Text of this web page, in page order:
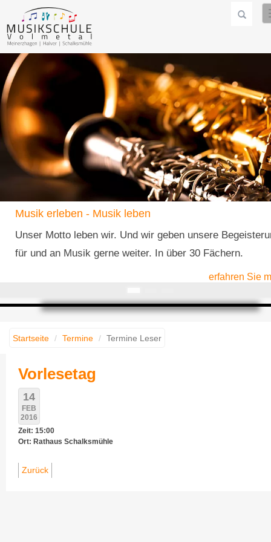
Musik erleben - Musik leben
Unser Motto leben wir. Und wir geben unsere
für und an Musik gerne weiter. In über 30 Fächern.
erfahren Sie
Startseite Termine Termine Leser
Vorlesetag
14
FEB
2016
Zeit: 15:00
Ort: Rathaus Schalksmühle
Zurück